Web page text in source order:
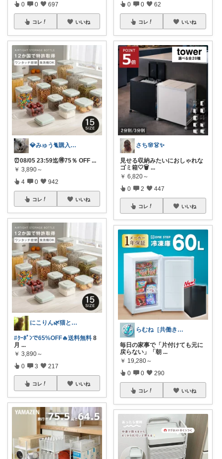
0 0 697
コレ いいね
💎みゅう🐈購入感謝(❀ᴗ͈ˬᴗ͈)⁾
⏰08/05 23:59迄🉐75％ OFF ...
￥ 3,890～
4 0 942
コレ いいね
にこりん🌿猫と暮らす主婦のROOM😹
#ｸｰﾎﾟﾝで65%OFF🔥送料無料 8
月 ...
￥ 3,890～
0 3 217
コレ いいね
0 0 62
コレ いいね
さち🌸👗✨
見せる収納みたいにおしゃれな
ゴミ箱🤍🗑️ ...
￥ 6,820～
0 2 447
コレ いいね
らむね［共働き時短家電ナビ］
毎日の家事で「片付けても元に
戻らない」「朝 ...
￥ 19,280～
0 0 290
コレ いいね